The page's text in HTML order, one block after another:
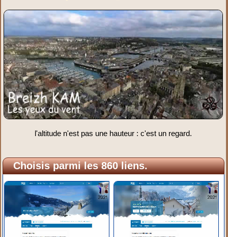
l'altitude n'est pas une hauteur : c'est un regard.
Choisis parmi les 860 liens.